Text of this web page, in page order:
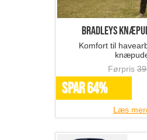
BRADLEYS
Komfort til
Førpris
SPAR 64%
Læs